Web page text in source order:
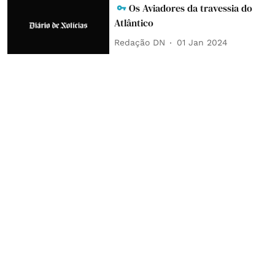
Os Aviadores da travessia do
Atlântico
Redação DN 01 Jan 2024